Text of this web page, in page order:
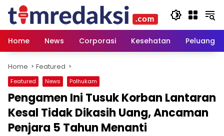
content
Home
News Corporasi Kesehatan Peluang
Home Featured
Featured News Polhukam
Pengamen Ini Tusuk Korban Lantaran
Kesal Tidak Dikasih Uang, Ancaman
Penjara 5 Tahun Menanti